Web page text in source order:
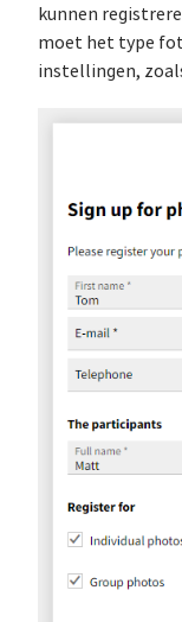
kunnen
moet het type
instellingen,